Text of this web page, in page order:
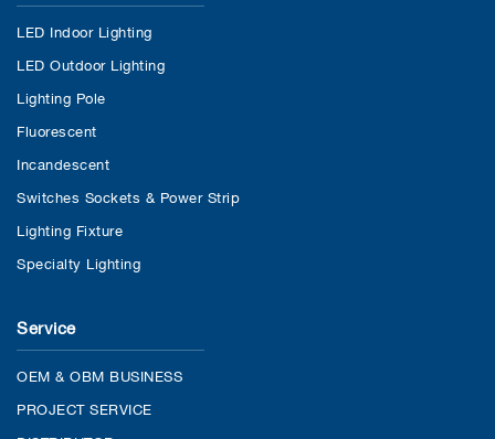
LED Indoor Lighting
LED Outdoor Lighting
Lighting Pole
Fluorescent
Incandescent
Switches Sockets & Power Strip
Lighting Fixture
Specialty Lighting
Service
OEM & OBM BUSINESS
PROJECT SERVICE